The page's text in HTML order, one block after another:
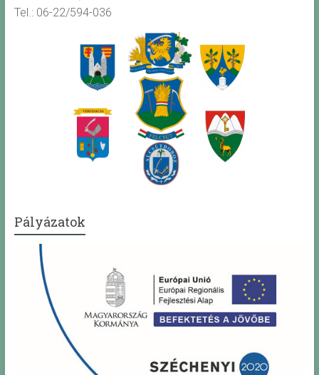
Tel.: 06-22/594-036
Pályázatok